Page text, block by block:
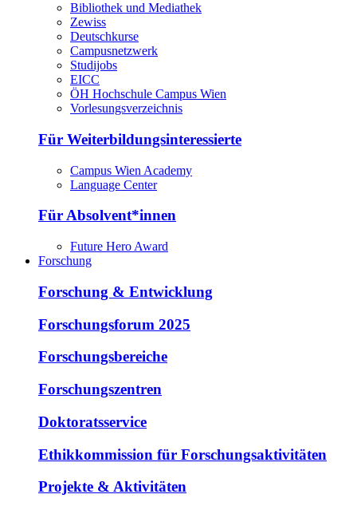
Bibliothek und Mediathek
Zewiss
Deutschkurse
Campusnetzwerk
Studijobs
EICC
ÖH Hochschule Campus Wien
Vorlesungsverzeichnis
Für Weiterbildungsinteressierte
Campus Wien Academy
Language Center
Für Absolvent*innen
Future Hero Award
Forschung
Forschung & Entwicklung
Forschungsforum 2025
Forschungsbereiche
Forschungszentren
Doktoratsservice
Ethikkommission für Forschungsaktivitäten
Projekte & Aktivitäten